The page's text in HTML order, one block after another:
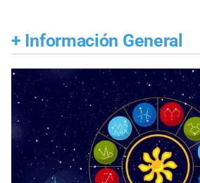
+ Información General